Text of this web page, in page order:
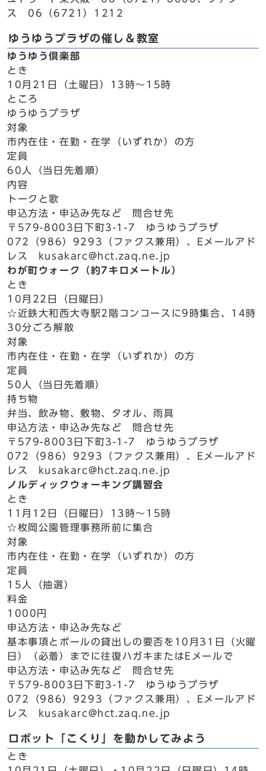
ス 06（6721）1212
ゆうゆうプラザの催し＆教室
ゆうゆう倶楽部
とき
10月21日（土曜日）13時～15時
ところ
ゆうゆうプラザ
対象
市内在住・在勤・在学（いずれか）の方
定員
60人（当日先着順）
内容
トークと歌
申込方法・申込み先など 問合せ先
〒579-8003日下町3-1-7 ゆうゆうプラザ
072（986）9293（ファクス兼用）、Eメールアド
レス kusakarc@hct.zaq.ne.jp
わが町ウォーク（約7キロメートル）
とき
10月22日（日曜日）
☆近鉄大和西大寺駅2階コンコースに9時集合、14時
30分ごろ解散
対象
市内在住・在勤・在学（いずれか）の方
定員
50人（当日先着順）
持ち物
弁当、飲み物、敷物、タオル、雨具
申込方法・申込み先など 問合せ先
〒579-8003日下町3-1-7 ゆうゆうプラザ
072（986）9293（ファクス兼用）、Eメールアド
レス kusakarc@hct.zaq.ne.jp
ノルディックウォーキング講習会
とき
11月12日（日曜日）13時～15時
☆枚岡公園管理事務所前に集合
対象
市内在住・在勤・在学（いずれか）の方
定員
15人（抽選）
料金
1000円
申込方法・申込み先など
基本事項とポールの貸出しの要否を10月31日（火曜
日）（必着）までに往復ハガキまたはEメールで
申込方法・申込み先など 問合せ先
〒579-8003日下町3-1-7 ゆうゆうプラザ
072（986）9293（ファクス兼用）、Eメールアド
レス kusakarc@hct.zaq.ne.jp
ロボット「こくり」を動かしてみよう
とき